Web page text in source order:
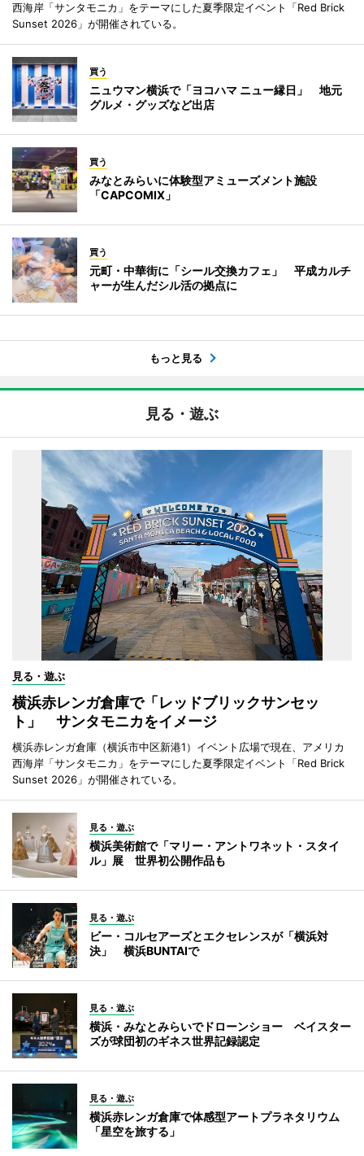
西海岸「サンタモニカ」をテーマにした夏季限定イベント「Red Brick
Sunset 2026」が開催されている。
買う
ニュウマン横浜で「ヨコハマ ニュー縁日」 地元
グルメ・グッズなど出店
買う
みなとみらいに体験型アミューズメント施設
「CAPCOMIX」
買う
元町・中華街に「シール交換カフェ」 平成カルチ
ャーが生んだシル活の拠点に
もっと見る
見る・遊ぶ
見る・遊ぶ
横浜赤レンガ倉庫で「レッドブリックサンセッ
ト」 サンタモニカをイメージ
横浜赤レンガ倉庫（横浜市中区新港1）イベント広場で現在、アメリカ
西海岸「サンタモニカ」をテーマにした夏季限定イベント「Red Brick
Sunset 2026」が開催されている。
見る・遊ぶ
横浜美術館で「マリー・アントワネット・スタイ
ル」展 世界初公開作品も
見る・遊ぶ
ビー・コルセアーズとエクセレンスが「横浜対
決」 横浜BUNTAIで
見る・遊ぶ
横浜・みなとみらいでドローンショー ベイスター
ズが球団初のギネス世界記録認定
見る・遊ぶ
横浜赤レンガ倉庫で体感型アートプラネタリウム
「星空を旅する」